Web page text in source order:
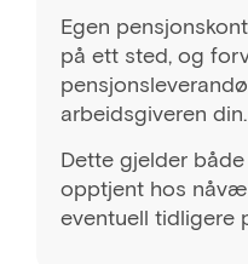
Egen
på ett sted, og
arbeidsgiveren din.
Dette gjelder
opptjent hos
eventuell tidligere